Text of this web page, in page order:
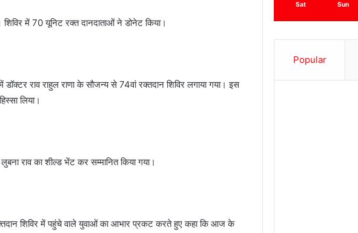
में 70 यूनिट रक्त दानदाताओं ने डोनेट किया।
राव राहुल राणा के सौजन्य से 74वां रक्तदान शिविर लगाया गया। इस
लिया।
राव का शील्ड भेंट कर सम्मानित किया गया।
शिविर में पहुंचे वाले युवाओं का आभार प्रकट करते हुए कहा कि आज के
Sat Sun
Popular